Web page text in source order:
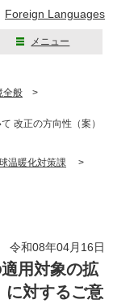
Foreign Languages
メニュー
全般 >
改正の方向性（案）
温暖化対策課 >
令和08年04月16日
用対象の拡
に対するご意